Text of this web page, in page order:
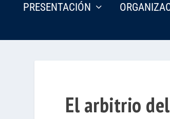
PRESENTACIÓN
El arbitrio